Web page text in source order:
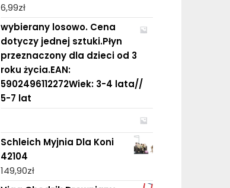
6,99zł
wybierany losowo. Cena
dotyczy jednej sztuki.Płyn
przeznaczony dla dzieci od 3
roku życia.EAN:
5902496112272Wiek: 3-4 lata//
5-7 lat
Schleich Myjnia Dla Koni
42104
149,90zł